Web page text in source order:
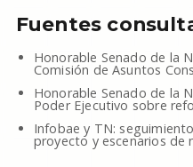
Fuentes
Honorable Senado de la
Comisión de Asuntos
Honorable Senado de la
Poder Ejecutivo sobre
Infobae y TN:
proyecto y escenarios de